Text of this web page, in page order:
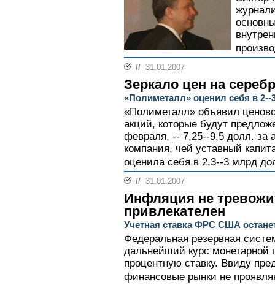
// 31.01.2007
Зеркало цен на
«Полиметалл» оценил себя в
«Полиметалл» объявил
акций, которые будут
февраля, -- 7,25--9,5 долл. за
компания, чей уставный
оценила себя в 2,3--3 млрд
// 31.01.2007
Инфляция не
привлекателен
Учетная ставка ФРС США
Федеральная резервная
дальнейший курс монетарной
процентную ставку. Ввиду
финансовые рынки не